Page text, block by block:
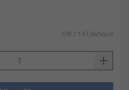
CHF.1'147.36/Stück